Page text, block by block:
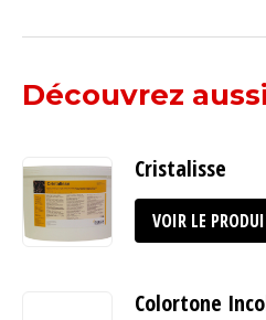
Découvrez
Cristalisse
VOIR LE
Colortone